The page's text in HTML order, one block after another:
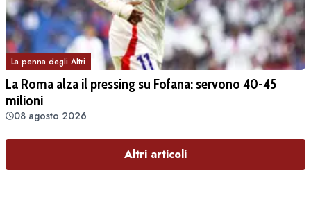
La penna degli Altri
La Roma alza il pressing su Fofana: servono 40-45
milioni
08 agosto 2026
Altri articoli